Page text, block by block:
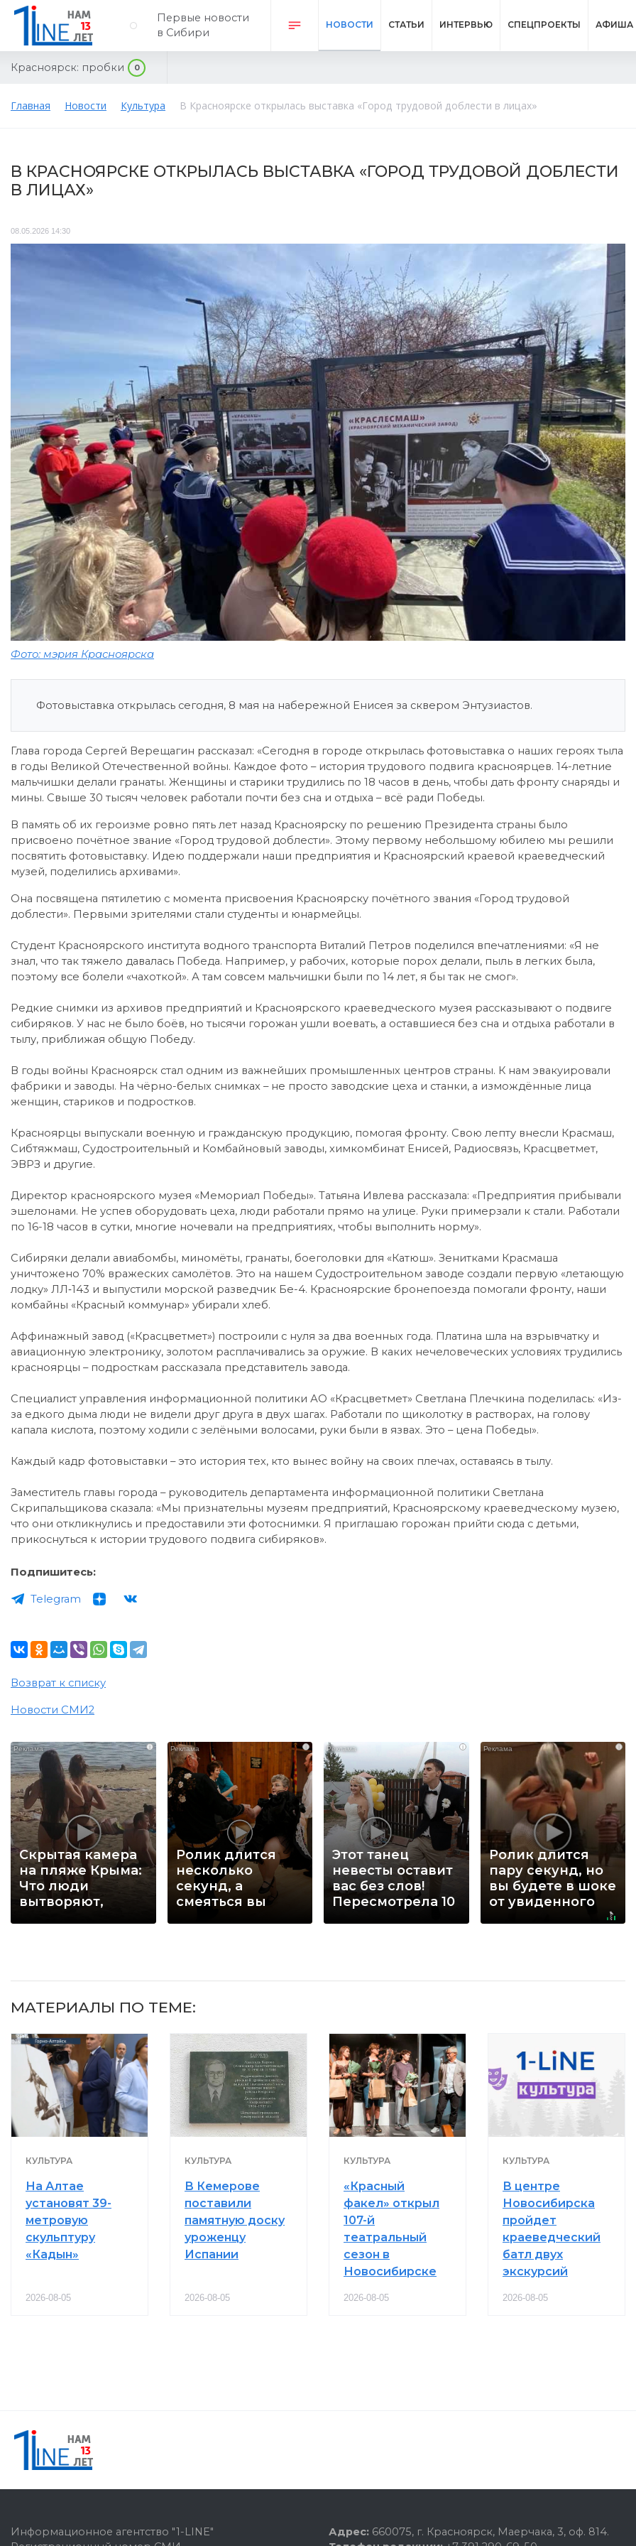
Первые новости
в Сибири
НОВОСТИ СТАТЬИ ИНТЕРВЬЮ СПЕЦПРОЕКТЫ АФИША
Красноярск: пробки 0
Главная Новости Культура В Красноярске открылась выставка «Город трудовой доблести в лицах»
В КРАСНОЯРСКЕ ОТКРЫЛАСЬ ВЫСТАВКА «ГОРОД ТРУДОВОЙ ДОБЛЕСТИ
В ЛИЦАХ»
08.05.2026 14:30
Фото: мэрия Красноярска
Фотовыставка открылась сегодня, 8 мая на набережной Енисея за сквером Энтузиастов.
Глава города Сергей Верещагин рассказал: «Сегодня в городе открылась фотовыставка о наших героях тыла
в годы Великой Отечественной войны. Каждое фото – история трудового подвига красноярцев. 14-летние
мальчишки делали гранаты. Женщины и старики трудились по 18 часов в день, чтобы дать фронту снаряды и
мины. Свыше 30 тысяч человек работали почти без сна и отдыха – всё ради Победы.
В память об их героизме ровно пять лет назад Красноярску по решению Президента страны было
присвоено почётное звание «Город трудовой доблести». Этому первому небольшому юбилею мы решили
посвятить фотовыставку. Идею поддержали наши предприятия и Красноярский краевой краеведческий
музей, поделились архивами».
Она посвящена пятилетию с момента присвоения Красноярску почётного звания «Город трудовой
доблести». Первыми зрителями стали студенты и юнармейцы.
Студент Красноярского института водного транспорта Виталий Петров поделился впечатлениями: «Я не
знал, что так тяжело давалась Победа. Например, у рабочих, которые порох делали, пыль в легких была,
поэтому все болели «чахоткой». А там совсем мальчишки были по 14 лет, я бы так не смог».
Редкие снимки из архивов предприятий и Красноярского краеведческого музея рассказывают о подвиге
сибиряков. У нас не было боёв, но тысячи горожан ушли воевать, а оставшиеся без сна и отдыха работали в
тылу, приближая общую Победу.
В годы войны Красноярск стал одним из важнейших промышленных центров страны. К нам эвакуировали
фабрики и заводы. На чёрно-белых снимках – не просто заводские цеха и станки, а измождённые лица
женщин, стариков и подростков.
Красноярцы выпускали военную и гражданскую продукцию, помогая фронту. Свою лепту внесли Красмаш,
Сибтяжмаш, Судостроительный и Комбайновый заводы, химкомбинат Енисей, Радиосвязь, Красцветмет,
ЭВРЗ и другие.
Директор красноярского музея «Мемориал Победы». Татьяна Ивлева рассказала: «Предприятия прибывали
эшелонами. Не успев оборудовать цеха, люди работали прямо на улице. Руки примерзали к стали. Работали
по 16-18 часов в сутки, многие ночевали на предприятиях, чтобы выполнить норму».
Сибиряки делали авиабомбы, миномёты, гранаты, боеголовки для «Катюш». Зенитками Красмаша
уничтожено 70% вражеских самолётов. Это на нашем Судостроительном заводе создали первую «летающую
лодку» ЛЛ‑143 и выпустили морской разведчик Бе-4. Красноярские бронепоезда помогали фронту, наши
комбайны «Красный коммунар» убирали хлеб.
Аффинажный завод («Красцветмет») построили с нуля за два военных года. Платина шла на взрывчатку и
авиационную электронику, золотом расплачивались за оружие. В каких нечеловеческих условиях трудились
красноярцы – подросткам рассказала представитель завода.
Специалист управления информационной политики АО «Красцветмет» Светлана Плечкина поделилась: «Из-
за едкого дыма люди не видели друг друга в двух шагах. Работали по щиколотку в растворах, на голову
капала кислота, поэтому ходили с зелёными волосами, руки были в язвах. Это – цена Победы».
Каждый кадр фотовыставки – это история тех, кто вынес войну на своих плечах, оставаясь в тылу.
Заместитель главы города – руководитель департамента информационной политики Светлана
Скрипальщикова сказала: «Мы признательны музеям предприятий, Красноярскому краеведческому музею,
что они откликнулись и предоставили эти фотоснимки. Я приглашаю горожан прийти сюда с детьми,
прикоснуться к истории трудового подвига сибиряков».
Подпишитесь:
Telegram
Возврат к списку
Новости СМИ2
i
Скрытая камера
на пляже Крыма:
Что люди
вытворяют,
i
Ролик длится
несколько
секунд, а
смеяться вы
i
Этот танец
невесты оставит
вас без слов!
Пересмотрела 10
i
Ролик длится
пару секунд, но
вы будете в шоке
от увиденного
МАТЕРИАЛЫ ПО ТЕМЕ:
КУЛЬТУРА
На Алтае
установят 39-
метровую
скульптуру
«Кадын»
2026-08-05
КУЛЬТУРА
В Кемерове
поставили
памятную доску
уроженцу
Испании
2026-08-05
КУЛЬТУРА
«Красный
факел» открыл
107-й
театральный
сезон в
Новосибирске
2026-08-05
КУЛЬТУРА
В центре
Новосибирска
пройдет
краеведческий
батл двух
экскурсий
2026-08-05
Информационное агентство "1-LINE"
Адрес: 660075, г. Красноярск, Маерчака, 3, оф. 814.